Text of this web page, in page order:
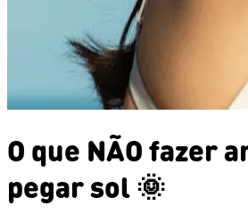
O que NÃO fazer
pegar sol 🌞